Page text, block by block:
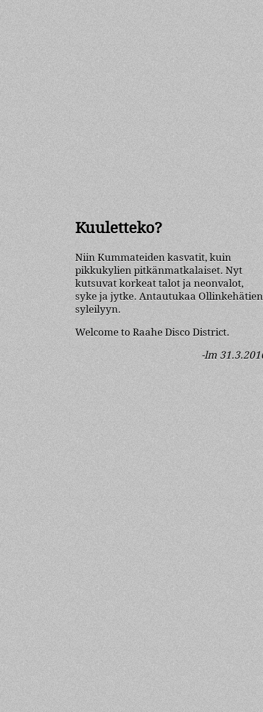
Kuuletteko?
Niin Kummateiden kasvatit, kuin
pikkukylien pitkänmatkalaiset. Nyt
kutsuvat korkeat talot ja neonvalot,
syke ja jytke. Antautukaa Ollinkehätien
syleilyyn.
Welcome to Raahe Disco District.
-lm